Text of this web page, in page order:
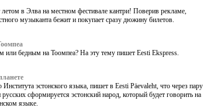
в Элва на местном фестивале кантри! Поверив рекламе,
музыканта бежит и покупает сразу дюжину билетов.
или бедным на Тоомпеа? На эту тему пишет Eesti Ekspress.
эстонского языка, пишет в Eesti Päevaleht, что через пару
русских сформируется эстонский народ, который будет говорить на
языке.